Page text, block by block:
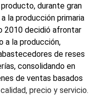
durante gran
la producción primaria
2010 decidió afrontar
a la producción,
de reses
consolidando en
de ventas basados
precio y servicio.